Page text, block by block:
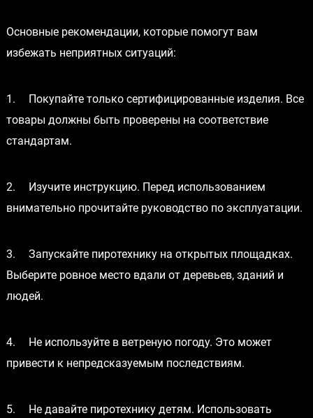
Основные рекомендации, которые помогут вам
избежать неприятных ситуаций:
1.
Покупайте только сертифицированные изделия. Все
товары должны быть проверены на соответствие
стандартам.
2.
Изучите инструкцию. Перед использованием
внимательно прочитайте руководство по эксплуатации.
3.
Запускайте пиротехнику на открытых площадках.
Выберите ровное место вдали от деревьев, зданий и
людей.
4.
Не используйте в ветреную погоду. Это может
привести к непредсказуемым последствиям.
5.
Не давайте пиротехнику детям. Использовать